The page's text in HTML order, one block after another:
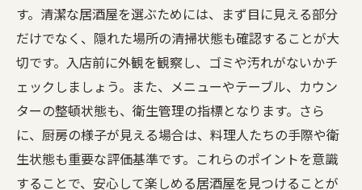
す。清潔な居酒屋を選ぶためには、まず目に見える部分
だけでなく、隠れた場所の清掃状態も確認することが大
切です。入店前に外観を観察し、ゴミや汚れがないかチ
ェックしましょう。また、メニューやテーブル、カウン
ターの整頓状態も、衛生管理の指標となります。さら
に、厨房の様子が見える場合は、料理人たちの手際や衛
生状態も重要な評価基準です。これらのポイントを意識
することで、安心して楽しめる居酒屋を見つけることが